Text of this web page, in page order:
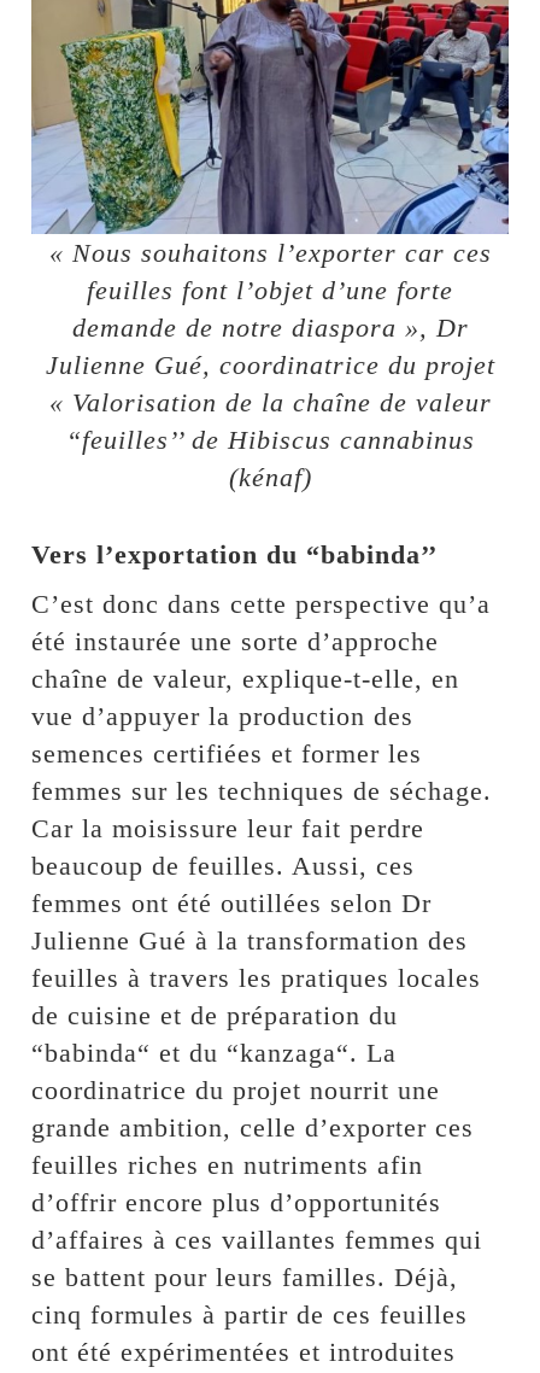
« Nous souhaitons l’exporter car ces
feuilles font l’objet d’une forte
demande de notre diaspora », Dr
Julienne Gué, coordinatrice du projet
« Valorisation de la chaîne de valeur
“feuilles’’ de Hibiscus cannabinus
(kénaf)
Vers l’exportation du “babinda’’
C’est donc dans cette perspective qu’a
été instaurée une sorte d’approche
chaîne de valeur, explique-t-elle, en
vue d’appuyer la production des
semences certifiées et former les
femmes sur les techniques de séchage.
Car la moisissure leur fait perdre
beaucoup de feuilles. Aussi, ces
femmes ont été outillées selon Dr
Julienne Gué à la transformation des
feuilles à travers les pratiques locales
de cuisine et de préparation du
“babinda“ et du “kanzaga“. La
coordinatrice du projet nourrit une
grande ambition, celle d’exporter ces
feuilles riches en nutriments afin
d’offrir encore plus d’opportunités
d’affaires à ces vaillantes femmes qui
se battent pour leurs familles. Déjà,
cinq formules à partir de ces feuilles
ont été expérimentées et introduites